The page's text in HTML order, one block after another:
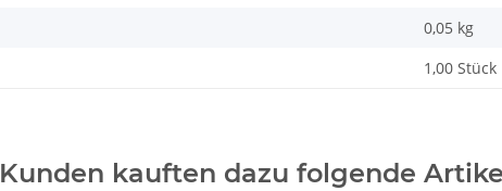
0,05 kg
1,00 Stück
Kunden kauften dazu folgende